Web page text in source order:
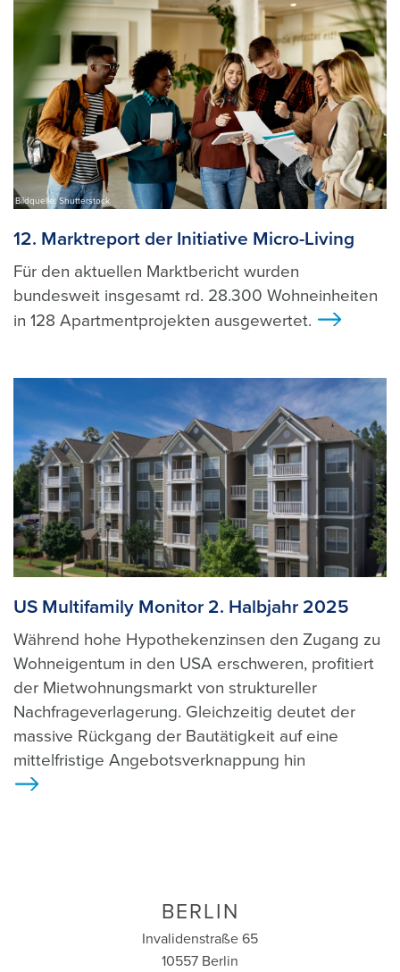
Bildquelle: Shutterstock
12. Marktreport der Initiative Micro-Living
Für den aktuellen Marktbericht wurden
bundesweit insgesamt rd. 28.300 Wohneinheiten
in 128 Apartmentprojekten ausgewertet.
US Multifamily Monitor 2. Halbjahr 2025
Während hohe Hypothekenzinsen den Zugang zu
Wohneigentum in den USA erschweren, profitiert
der Mietwohnungsmarkt von struktureller
Nachfrageverlagerung. Gleichzeitig deutet der
massive Rückgang der Bautätigkeit auf eine
mittelfristige Angebotsverknappung hin
BERLIN
Invalidenstraße 65
10557 Berlin